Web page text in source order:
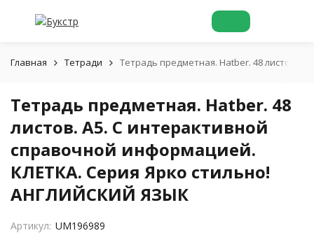
Главная Тетради Тетрадь предметная. Hatber. 48 листов.
Тетрадь предметная. Hatber. 48
листов. А5. С интерактивной
справочной информацией.
КЛЕТКА. Серия Ярко стильно!
АНГЛИЙСКИЙ ЯЗЫК
Артикул: UM196989